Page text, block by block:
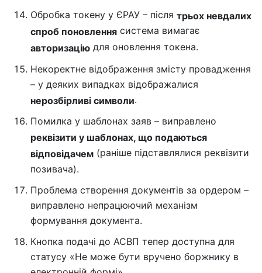
Обробка токену у ЄРАУ – після трьох невдалих
спроб поновлення система вимагає
авторизацію для оновлення токена.
Некоректне відображення змісту провадження
– у деяких випадках відображалися
нерозбірливі символи.
Помилка у шаблонах заяв – виправлено
реквізити у шаблонах, що подаються
відповідачем (раніше підставлялися реквізити
позивача).
Проблема створення документів за ордером –
виправлено непрацюючий механізм
формування документа.
Кнопка подачі до АСВП тепер доступна для
статусу «Не може бути вручено боржнику в